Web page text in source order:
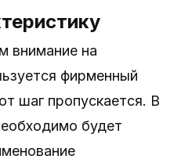
внимание на
фирменный
шаг пропускается. В
будет